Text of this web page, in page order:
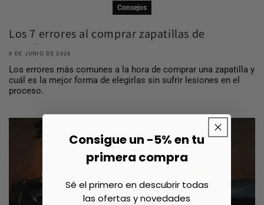
Consejos
Los 7 errores al comprar zapatillas de
running ...
9 DE JUNIO DE 2026
Los errores más comunes a la hora de comprar una zapatilla y
cuál es la mejor forma de elegirlas sin sufrir lesiones en el
proceso.
Consigue un -5% en tu
primera compra
Sé el primero en descubrir todas
las ofertas y novedades